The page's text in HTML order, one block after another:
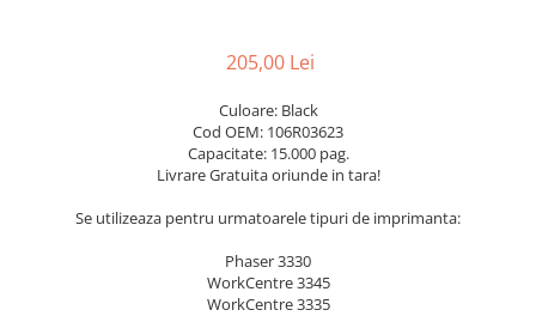
205,00 Lei
Culoare: Black
Cod OEM: 106R03623
Capacitate: 15.000 pag.
Livrare Gratuita oriunde in tara!
Se utilizeaza pentru urmatoarele tipuri de imprimanta:
Phaser 3330
WorkCentre 3345
WorkCentre 3335